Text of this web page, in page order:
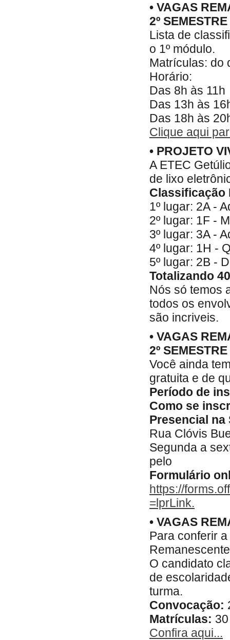
• VAGAS
2º
Lista de
o 1º módulo.
Matrículas: do
Horário:
Das 8h às 11h
Das 13h às
Das 18h às
Clique aqui
• PROJETO
A ETEC
de lixo
Classificação
1º lugar: 2A -
2º lugar: 1F -
3º lugar: 3A -
4º lugar: 1H -
5º lugar: 2B -
Totalizando
Nós só temos
todos os
são incriveis.
• VAGAS
2º
Você ainda
gratuita e de
Período de
Como se
Presencial na
Rua Clóvis
Segunda a
pelo
Formulário
https://
=lprLink.
• VAGAS
Para conferir
O candidato
de
turma.
Convocação:
Matrículas:
Confira aqui...